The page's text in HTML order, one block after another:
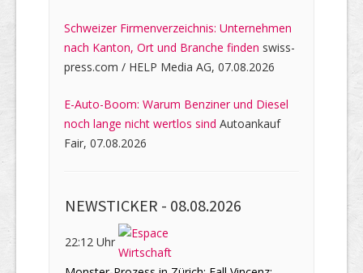
Schweizer Firmenverzeichnis: Unternehmen
nach Kanton, Ort und Branche finden swiss-
press.com / HELP Media AG, 07.08.2026
E-Auto-Boom: Warum Benziner und Diesel
noch lange nicht wertlos sind Autoankauf
Fair, 07.08.2026
NEWSTICKER - 08.08.2026
22:12 Uhr